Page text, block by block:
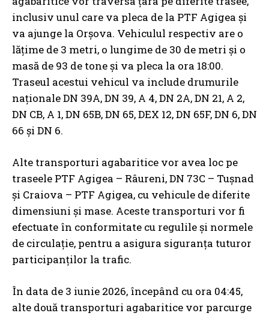
inclusiv unul care va pleca de la PTF Agigea și
va ajunge la Orșova. Vehiculul respectiv are o
lățime de 3 metri, o lungime de 30 de metri și o
masă de 93 de tone și va pleca la ora 18:00.
Traseul acestui vehicul va include drumurile
naționale DN 39A, DN 39, A 4, DN 2A, DN 21, A 2,
DN CB, A 1, DN 65B, DN 65, DEX 12, DN 65F, DN 6, DN
66 și DN 6.
Alte transporturi agabaritice vor avea loc pe
traseele PTF Agigea – Râureni, DN 73C – Tușnad
și Craiova – PTF Agigea, cu vehicule de diferite
dimensiuni și mase. Aceste transporturi vor fi
efectuate în conformitate cu regulile și normele
de circulație, pentru a asigura siguranța tuturor
participanților la trafic.
În data de 3 iunie 2026, începând cu ora 04:45,
alte două transporturi agabaritice vor parcurge